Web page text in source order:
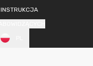
INSTRUKCJA